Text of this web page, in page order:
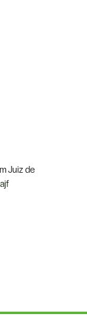
Juiz de